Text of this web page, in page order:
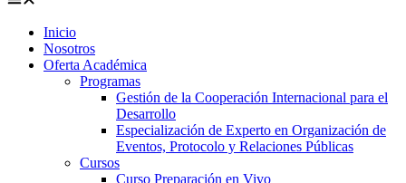
Inicio
Nosotros
Oferta Académica
Programas
Gestión de la Cooperación Internacional para el
Desarrollo
Especialización de Experto en Organización de
Eventos, Protocolo y Relaciones Públicas
Cursos
Curso Preparación en Vivo